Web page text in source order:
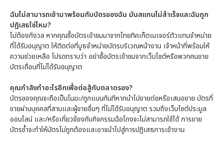
ฉันไม่สามารถเข้ามาพร้อมกับบัตรของฉัน มันสแกนไม่สำเร็จและฉันถูก
ปฏิเสธใช่ไหม?
ไม่ต้องกังวล หากคุณซื้อบัตรเข้าชมมาจากไทยทิคเก็ตเมเจอร์ตัวแทนจำหน่าย
ที่ได้รับอนุญาต ให้ติดต่อที่บูธจำหน่ายบัตรบริเวณหน้างาน เจ้าหน้าที่พร้อมให้
ความช่วยเหลือ โปรดทราบว่า อย่าซื้อบัตรเข้าชมจากเว็บไซต์หรือพวกคนขาย
บัตรเถื่อนที่ไม่ได้รับอนุญาต
คุณกำลังทำอะไรอีกเพื่อต่อสู้กับตลาดรอง?
บัตรของคุณจะถือเป็นโมฆะ/ถูกแบนทันทีหากนำไปขายต่อหรือเสนอขาย บัตรที่
ขายผ่านบุคคลที่สามและผู้ขายอื่นๆ ที่ไม่ได้รับอนุญาต รวมถึงเว็บไซต์ประมูล
ออนไลน์ และ/หรือเกี่ยวข้องกับกิจกรรมฉ้อโกงจะไม่สามารถใช้ได้ การขาย
บัตรซ้ำจะทำให้บัตรไม่ถูกต้องและอาจนำไปสู่การปฏิเสธการเข้างาน